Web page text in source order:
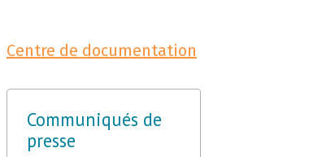
Centre de documentation
Communiqués de
presse